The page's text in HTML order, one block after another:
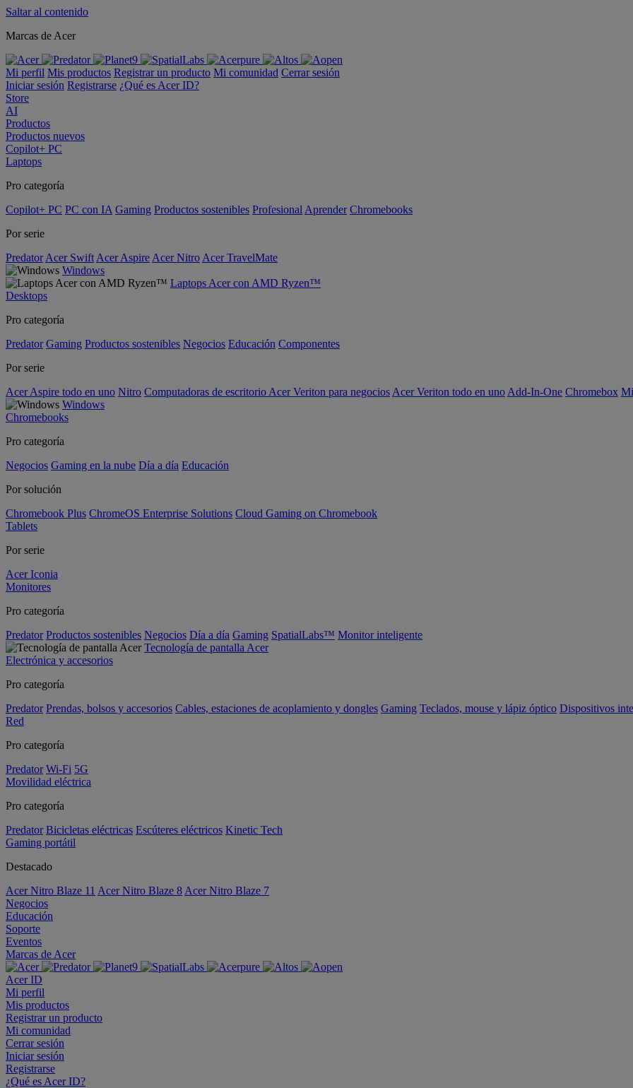
Saltar al contenido
Marcas de Acer
Mi perfil Mis productos Registrar un producto Mi comunidad Cerrar sesión
Iniciar sesión Registrarse ¿Qué es Acer ID?
Store
AI
Productos
Productos nuevos
Copilot+ PC
Laptops
Pro categoría
Copilot+ PC PC con IA Gaming Productos sostenibles Profesional Aprender Chromebooks
Por serie
Predator Acer Swift Acer Aspire Acer Nitro Acer TravelMate
Windows
Laptops Acer con AMD Ryzen™
Desktops
Pro categoría
Predator Gaming Productos sostenibles Negocios Educación Componentes
Por serie
Acer Aspire todo en uno Nitro Computadoras de escritorio Acer Veriton para negocios Acer Veriton todo en uno Add-In-One Chromebox
Windows
Chromebooks
Pro categoría
Negocios Gaming en la nube Día a día Educación
Por solución
Chromebook Plus ChromeOS Enterprise Solutions Cloud Gaming on Chromebook
Tablets
Por serie
Acer Iconia
Monitores
Pro categoría
Predator Productos sostenibles Negocios Día a día Gaming SpatialLabs™ Monitor inteligente
Tecnología de pantalla Acer
Electrónica y accesorios
Pro categoría
Predator Prendas, bolsos y accesorios Cables, estaciones de acoplamiento y dongles Gaming Teclados, mouse y lápiz óptico Dispositivos
Red
Pro categoría
Predator Wi-Fi 5G
Movilidad eléctrica
Pro categoría
Predator Bicicletas eléctricas Escúteres eléctricos Kinetic Tech
Gaming portátil
Destacado
Acer Nitro Blaze 11 Acer Nitro Blaze 8 Acer Nitro Blaze 7
Negocios
Educación
Soporte
Eventos
Marcas de Acer
Acer ID
Mi perfil
Mis productos
Registrar un producto
Mi comunidad
Cerrar sesión
Iniciar sesión
Registrarse
¿Qué es Acer ID?